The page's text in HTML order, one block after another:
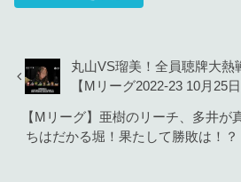
丸山VS瑠美！全員聴牌大熱
【Mリーグ2022-23 10月25
【Mリーグ】亜樹のリーチ、多井が
ちはだかる堀！果たして勝敗は！？